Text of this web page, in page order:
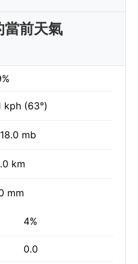
當前天氣
kph (63°)
mb
km
mm
4%
0.0